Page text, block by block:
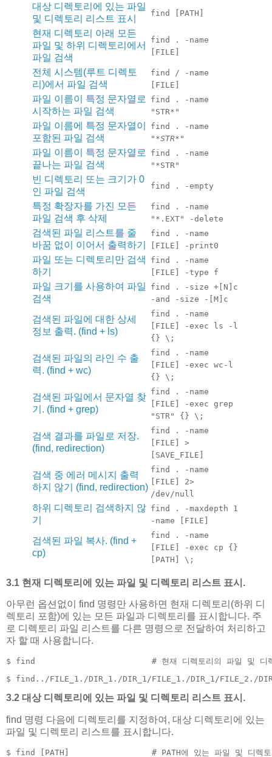
대상 디렉토리에 있는 파일
및 디렉토리 리스트 표시
find [PATH]
현재 디렉토리 아래 모든
파일 및 하위 디렉토리에서
파일 검색
find . -name
[FILE]
전체 시스템(루트 디렉토
리)에서 파일 검색
find / -name
[FILE]
파일 이름이 특정 문자열로
시작하는 파일 검색
find . -name
"STR*"
파일 이름에 특정 문자열이
포함된 파일 검색
find . -name
"*STR* "
파일 이름이 특정 문자열로
끝나는 파일 검색
find . -name
"*STR"
빈 디렉토리 또는 크기가 0
인 파일 검색
find . -empty
특정 확장자를 가진 모든
파일 검색 후 삭제
find . -name
"*.EXT" -delete
검색된 파일 리스트를 줄
바꿈 없이 이어서 출력하기
find . -name
[FILE] -print0
파일 또는 디렉토리만 검색
하기
find . -name
[FILE] -type f
파일 크기를 사용하여 파일
검색
find . -size +[N]c
-and -size -[M]c
검색된 파일에 대한 상세
정보 출력. (find + ls)
find . -name
[FILE] -exec ls -l
{} \;
검색된 파일의 라인 수 출
력. (find + wc)
find . -name
[FILE] -exec wc-l
{} \;
검색된 파일에서 문자열 찾
기. (find + grep)
find . -name
[FILE] -exec grep
"STR" {} \;
검색 결과를 파일로 저장.
(find, redirection)
find . -name
[FILE] >
[SAVE_FILE]
검색 중 에러 메시지 출력
하지 않기 (find, redirection)
find . -name
[FILE] 2>
/dev/null
하위 디렉토리 검색하지 않
기
find . -maxdepth 1
-name [FILE]
검색된 파일 복사. (find +
cp)
find . -name
[FILE] -exec cp {}
[PATH] \;
3.1 현재 디렉토리에 있는 파일 및 디렉토리 리스트 표시.
아무런 옵션없이 find 명령만 사용하면 현재 디렉토리(하위 디
렉토리 포함)에 있는 모든 파일과 디렉토리를 표시합니다. 주
로 디렉토리 파일 리스트를 다른 명령으로 전달하여 처리하고
자 할 때 사용합니다.
$ find                        # 현재 디렉토리의 파일 및 디렉
$ find../FILE_1./DIR_1./DIR_1/FILE_1./DIR_1/FILE_2./
3.2 대상 디렉토리에 있는 파일 및 디렉토리 리스트 표시.
find 명령 다음에 디렉토리를 지정하여, 대상 디렉토리에 있는
파일 및 디렉토리 리스트를 표시합니다.
$ find [PATH]                 # PATH에 있는 파일 및 디렉토